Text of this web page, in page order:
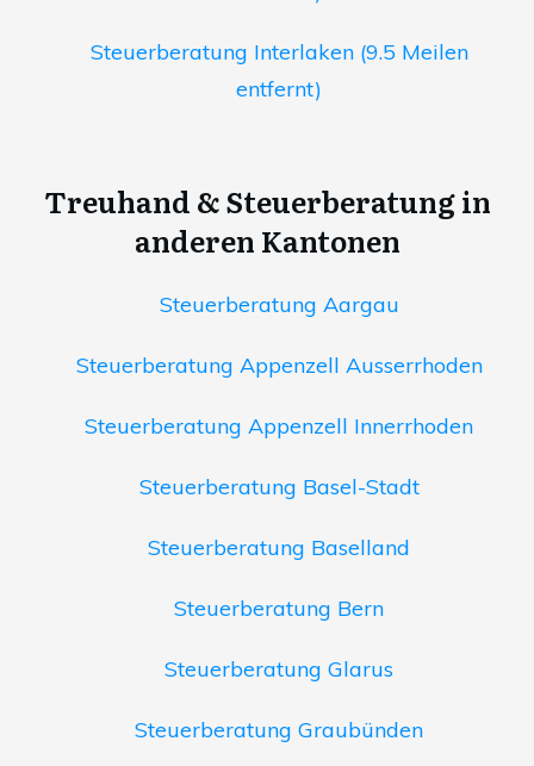
Steuerberatung Interlaken (9.5 Meilen
entfernt)
Treuhand & Steuerberatung in
anderen Kantonen
Steuerberatung Aargau
Steuerberatung Appenzell Ausserrhoden
Steuerberatung Appenzell Innerrhoden
Steuerberatung Basel-Stadt
Steuerberatung Baselland
Steuerberatung Bern
Steuerberatung Glarus
Steuerberatung Graubünden